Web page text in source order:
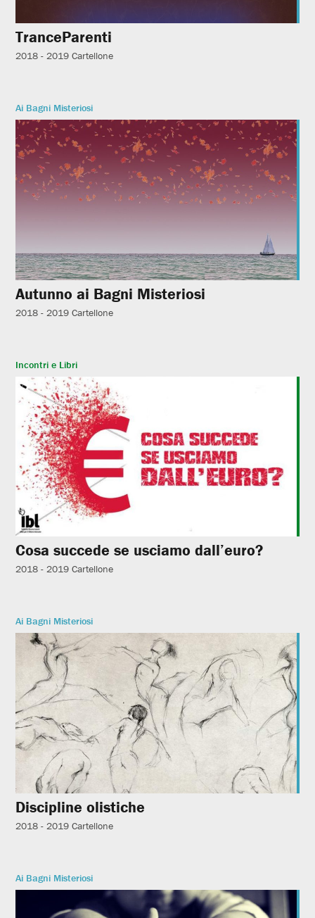
TranceParenti
2018 - 2019 Cartellone
Ai Bagni Misteriosi
Autunno ai Bagni Misteriosi
2018 - 2019 Cartellone
Incontri e Libri
Cosa succede se usciamo dall’euro?
2018 - 2019 Cartellone
Ai Bagni Misteriosi
Discipline olistiche
2018 - 2019 Cartellone
Ai Bagni Misteriosi